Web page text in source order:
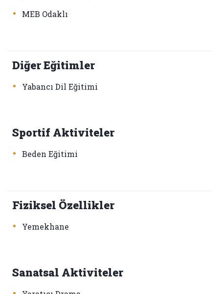
• MEB Odaklı
Diğer Eğitimler
• Yabancı Dil Eğitimi
Sportif Aktiviteler
• Beden Eğitimi
Fiziksel Özellikler
• Yemekhane
Sanatsal Aktiviteler